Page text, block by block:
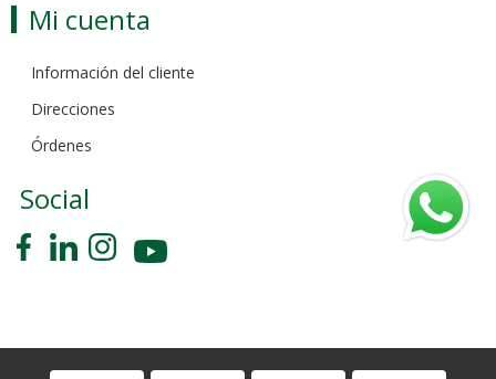
Mi cuenta
Información del cliente
Direcciones
Órdenes
Social